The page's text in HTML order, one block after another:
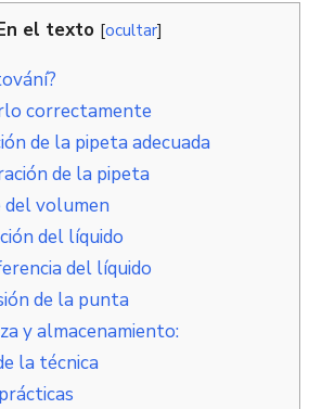
el texto [ocultar]
correctamente
de la pipeta adecuada
de la pipeta
volumen
del líquido
del líquido
de la punta
y almacenamiento:
la técnica